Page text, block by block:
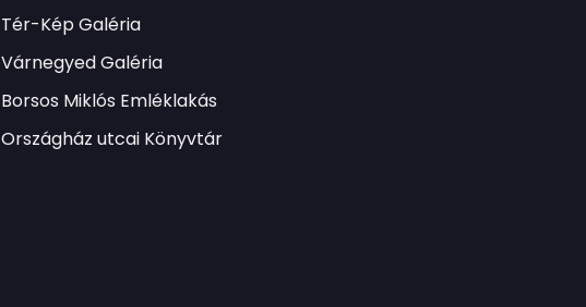
Tér-Kép Galéria
Várnegyed Galéria
Borsos Miklós Emléklakás
Országház utcai Könyvtár